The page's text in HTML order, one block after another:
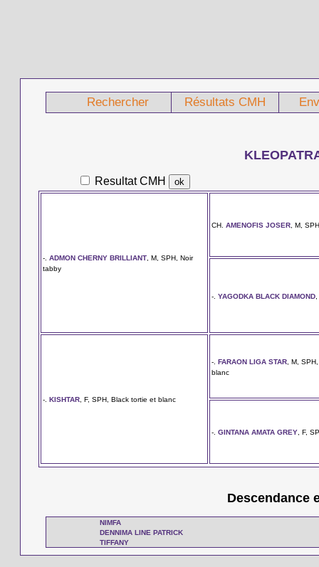
Rechercher Résultats CMH
Resultat CMH
-. ADMON CHERNY BRILLIANT , M, SPH, Noir
tabby
CH. AMENOFIS JOSER , M,
-. YAGODKA BLACK DIAMOND
-. KISHTAR , F, SPH, Black tortie et blanc
-. FARAON LIGA STAR , M,
blanc
-. GINTANA AMATA GREY , F,
Descendance
NIMFA
DENNIMA LINE PATRICK
TIFFANY